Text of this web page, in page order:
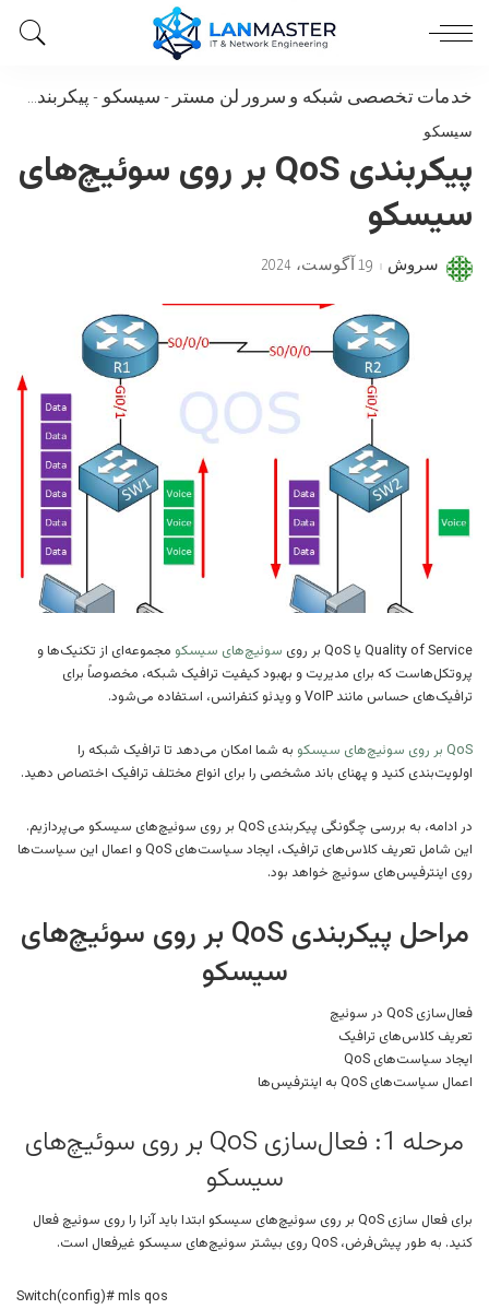
خدمات تخصصی شبکه و سرور لن مستر - سیسکو - پیکربندی QoS بر روی سوئیچ‌های سیسکو
سیسکو
پیکربندی QoS بر روی سوئیچ‌های
سیسکو
Posted
سروش 19 آگوست، 2024
Quality of Service یا QoS بر روی سوئیچ‌های سیسکو مجموعه‌ای از تکنیک‌ها و
پروتکل‌هاست که برای مدیریت و بهبود کیفیت ترافیک شبکه، مخصوصاً برای
ترافیک‌های حساس مانند VoIP و ویدئو کنفرانس، استفاده می‌شود.
QoS بر روی سوئیچ‌های سیسکو
به شما امکان می‌دهد تا ترافیک شبکه را
اولویت‌بندی کنید و پهنای باند مشخصی را برای انواع مختلف ترافیک اختصاص دهید.
در ادامه، به بررسی چگونگی پیکربندی QoS بر روی سوئیچ‌های سیسکو می‌پردازیم.
این شامل تعریف کلاس‌های ترافیک، ایجاد سیاست‌های QoS و اعمال این سیاست‌ها
روی اینترفیس‌های سوئیچ خواهد بود.
مراحل پیکربندی QoS بر روی سوئیچ‌های
سیسکو
فعال‌سازی QoS در سوئیچ
تعریف کلاس‌های ترافیک
ایجاد سیاست‌های QoS
اعمال سیاست‌های QoS به اینترفیس‌ها
مرحله 1: فعال‌سازی QoS بر روی سوئیچ‌های
سیسکو
برای فعال سازی QoS بر روی سوئیچ‌های سیسکو ابتدا باید آنرا را روی سوئیچ فعال
کنید. به طور پیش‌فرض، QoS روی بیشتر سوئیچ‌های سیسکو غیرفعال است.
Switch(config)# mls qos